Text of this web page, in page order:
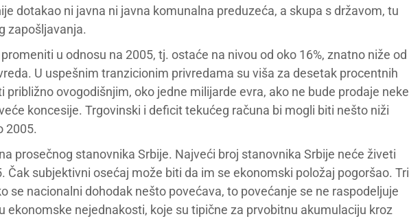
dotakao ni javna ni javna komunalna preduzeća, a skupa s državom, tu
zapošljavanja.
u odnosu na 2005, tj. ostaće na nivou od oko 16%, znatno niže od
U uspešnim tranzicionim privredama su viša za desetak procentnih
približno ovogodišnjim, oko jedne milijarde evra, ako ne bude prodaje neke
koncesije. Trgovinski i deficit tekućeg računa bi mogli biti nešto niži
2005.
prosečnog stanovnika Srbije. Najveći broj stanovnika Srbije neće živeti
Čak subjektivni osećaj može biti da im se ekonomski položaj pogoršao. Tri
se nacionalni dohodak nešto povećava, to povećanje se ne raspodeljuje
ekonomske nejednakosti, koje su tipične za prvobitnu akumulaciju kroz